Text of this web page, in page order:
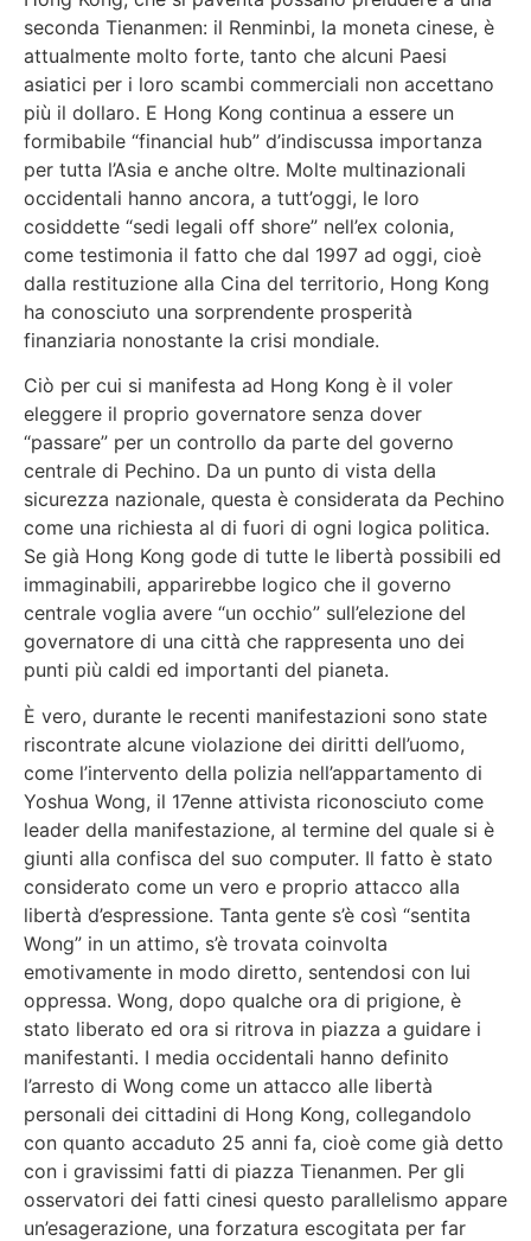
seconda Tienanmen: il Renminbi, la moneta cinese, è
attualmente molto forte, tanto che alcuni Paesi
asiatici per i loro scambi commerciali non accettano
più il dollaro. E Hong Kong continua a essere un
formibabile “financial hub” d’indiscussa importanza
per tutta l’Asia e anche oltre. Molte multinazionali
occidentali hanno ancora, a tutt’oggi, le loro
cosiddette “sedi legali off shore” nell’ex colonia,
come testimonia il fatto che dal 1997 ad oggi, cioè
dalla restituzione alla Cina del territorio, Hong Kong
ha conosciuto una sorprendente prosperità
finanziaria nonostante la crisi mondiale.
Ciò per cui si manifesta ad Hong Kong è il voler
eleggere il proprio governatore senza dover
“passare” per un controllo da parte del governo
centrale di Pechino. Da un punto di vista della
sicurezza nazionale, questa è considerata da Pechino
come una richiesta al di fuori di ogni logica politica.
Se già Hong Kong gode di tutte le libertà possibili ed
immaginabili, apparirebbe logico che il governo
centrale voglia avere “un occhio” sull’elezione del
governatore di una città che rappresenta uno dei
punti più caldi ed importanti del pianeta.
È vero, durante le recenti manifestazioni sono state
riscontrate alcune violazione dei diritti dell’uomo,
come l’intervento della polizia nell’appartamento di
Yoshua Wong, il 17enne attivista riconosciuto come
leader della manifestazione, al termine del quale si è
giunti alla confisca del suo computer. Il fatto è stato
considerato come un vero e proprio attacco alla
libertà d’espressione. Tanta gente s’è così “sentita
Wong” in un attimo, s’è trovata coinvolta
emotivamente in modo diretto, sentendosi con lui
oppressa. Wong, dopo qualche ora di prigione, è
stato liberato ed ora si ritrova in piazza a guidare i
manifestanti. I media occidentali hanno definito
l’arresto di Wong come un attacco alle libertà
personali dei cittadini di Hong Kong, collegandolo
con quanto accaduto 25 anni fa, cioè come già detto
con i gravissimi fatti di piazza Tienanmen. Per gli
osservatori dei fatti cinesi questo parallelismo appare
un’esagerazione, una forzatura escogitata per far